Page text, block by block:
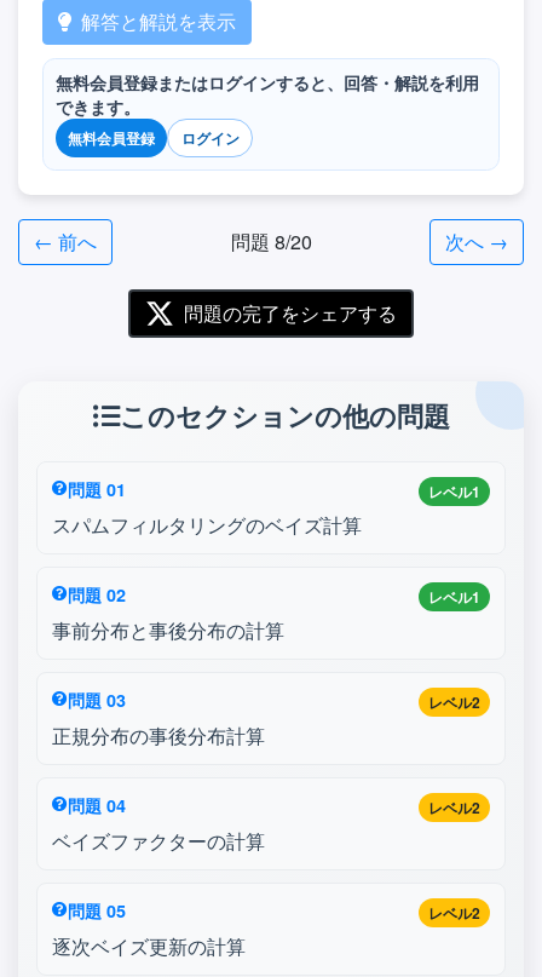
解答と解説を表示
無料会員登録またはログインすると、回答・解説を利用
できます。
無料会員登録 ログイン
← 前へ 問題 8/20 次へ →
問題の完了をシェアする
このセクションの他の問題
レベル1
問題 01
スパムフィルタリングのベイズ計算
レベル1
問題 02
事前分布と事後分布の計算
レベル2
問題 03
正規分布の事後分布計算
レベル2
問題 04
ベイズファクターの計算
レベル2
問題 05
逐次ベイズ更新の計算